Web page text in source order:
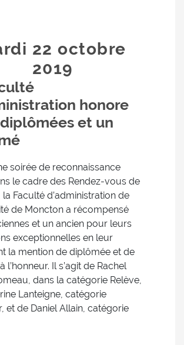
22 octobre
2019
honore
et un
soirée de reconnaissance
le cadre des Rendez-vous de
la Faculté d’administration de
de Moncton a récompensé
et un ancien pour leurs
exceptionnelles en leur
la mention de diplômée et de
l’honneur. Il s’agit de Rachel
dans la catégorie Relève,
Lanteigne, catégorie
et de Daniel Allain, catégorie